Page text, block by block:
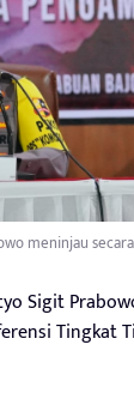
meninjau
Sigit
Tingkat